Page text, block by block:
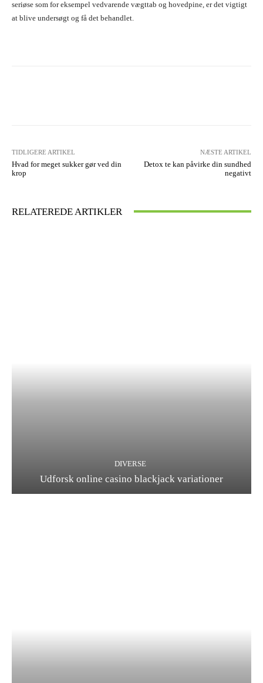
seriøse som for eksempel vedvarende vægttab og hovedpine, er det vigtigt
at blive undersøgt og få det behandlet.
TIDLIGERE ARTIKEL
Hvad for meget sukker gør ved din
krop
NÆSTE ARTIKEL
Detox te kan påvirke din sundhed
negativt
RELATEREDE ARTIKLER
DIVERSE
Udforsk online casino blackjack variationer